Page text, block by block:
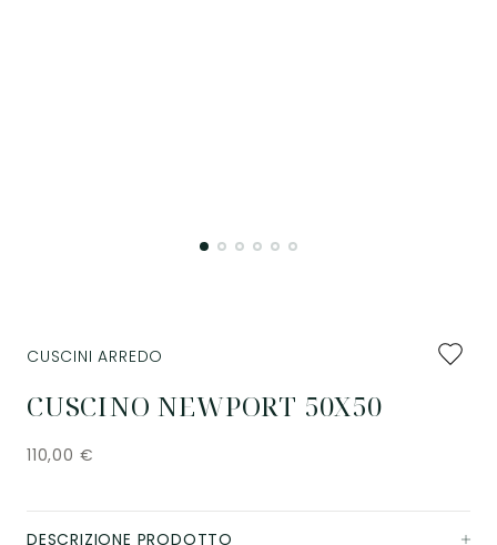
CUSCINO NEWPORT 50X50
CUSCINI ARREDO
110,00 €
DESCRIZIONE PRODOTTO